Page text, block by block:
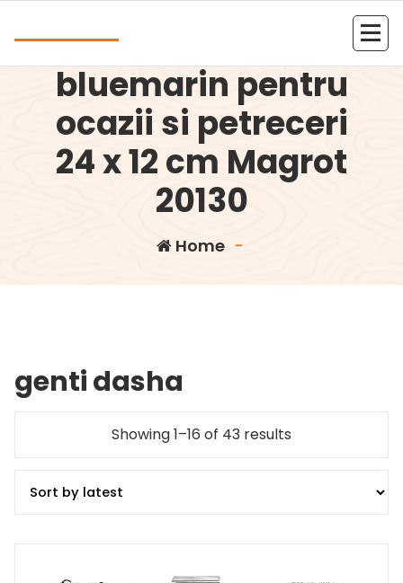
Plic de seara
bluemarin pentru
ocazii si petreceri
24 x 12 cm Magrot
20130
Home -
genti dasha
Showing 1–16 of 43 results